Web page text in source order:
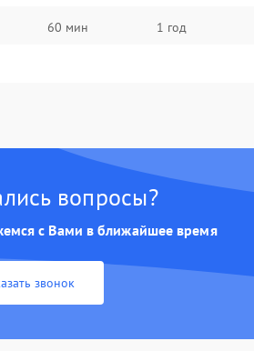
60 мин 1 год
1 год
вопросы?
с Вами в ближайшее время
звонок